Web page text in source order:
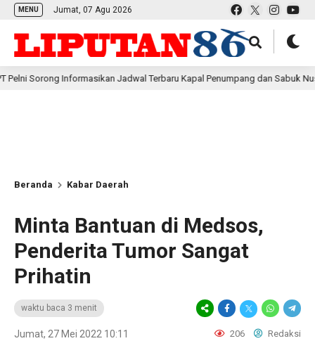
MENU Jumat, 07 Agu 2026
Informasikan Jadwal Terbaru Kapal Penumpang dan Sabuk Nusantara di
Beranda Kabar Daerah
Minta Bantuan di Medsos,
Penderita Tumor Sangat
Prihatin
waktu baca 3 menit
Jumat, 27 Mei 2022 10:11 206 Redaksi